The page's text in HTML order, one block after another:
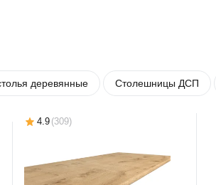
деревянные Столешницы ДСП
4.9 (309)